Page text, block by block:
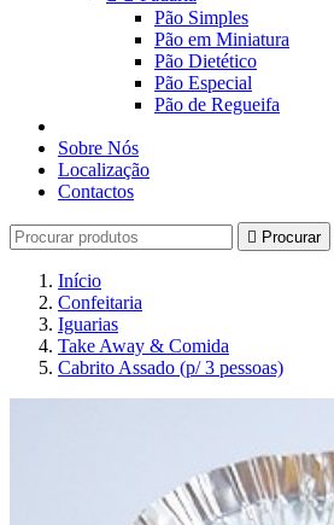
Pão Simples
Pão em Miniatura
Pão Dietético
Pão Especial
Pão de Regueifa
Sobre Nós
Localização
Contactos
 Procurar
Início
Confeitaria
Iguarias
Take Away & Comida
Cabrito Assado (p/ 3 pessoas)